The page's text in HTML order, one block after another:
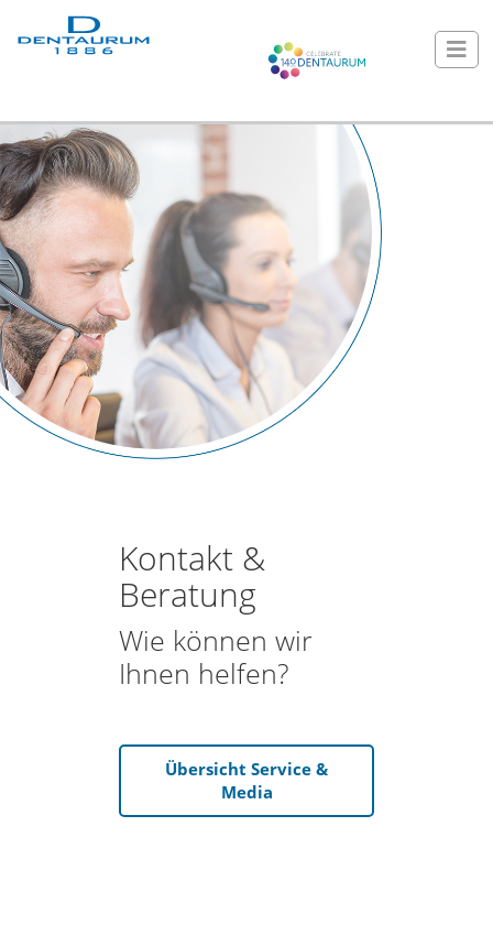
Kontakt &
Beratung
Wie können wir
Ihnen helfen?
Übersicht Service &
Media